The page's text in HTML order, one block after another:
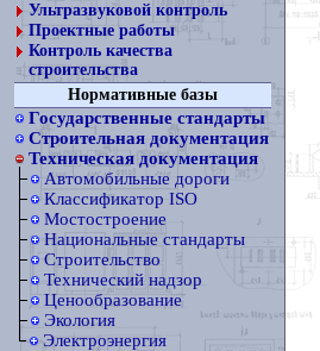
Ультразвуковой контроль
Проектные работы
Контроль качества
строительства
Нормативные базы
Государственные стандарты
Строительная документация
Техническая документация
Автомобильные дороги
Классификатор ISO
Мостостроение
Национальные стандарты
Строительство
Технический надзор
Ценообразование
Экология
Электроэнергия